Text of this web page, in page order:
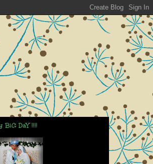
BiG DaY !!!!